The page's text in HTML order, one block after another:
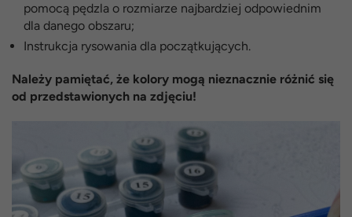
pomocą pędzla o rozmiarze najbardziej odpowiednim
dla danego obszaru;
Instrukcja rysowania dla początkujących.
Należy pamiętać, że kolory mogą nieznacznie różnić się
od przedstawionych na zdjęciu!